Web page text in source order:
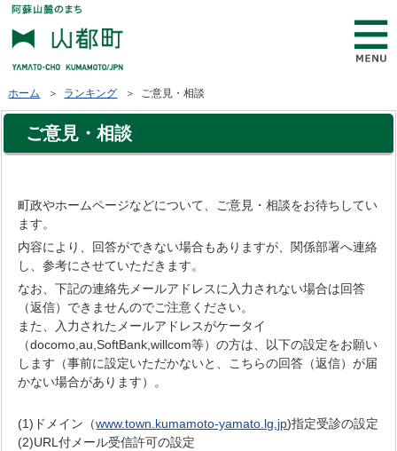
ホーム ＞ ランキング ＞ ご意見・相談
ご意見・相談
町政やホームページなどについて、ご意見・相談をお待ちしてい
ます。
内容により、回答ができない場合もありますが、関係部署へ連絡
し、参考にさせていただきます。
なお、下記の連絡先メールアドレスに入力されない場合は回答
（返信）できませんのでご注意ください。
また、入力されたメールアドレスがケータイ
（docomo,au,SoftBank,willcom等）の方は、以下の設定をお願い
します（事前に設定いただかないと、こちらの回答（返信）が届
かない場合があります）。
(1)ドメイン（www.town.kumamoto-yamato.lg.jp)指定受診の設定
(2)URL付メール受信許可の設定